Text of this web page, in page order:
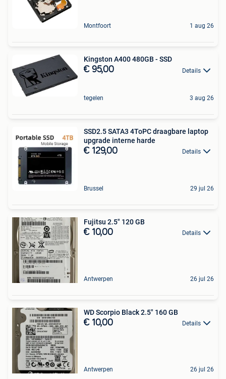
Montfoort 1 aug 26
Kingston A400 480GB - SSD
€ 95,00 Details
tegelen 3 aug 26
SSD2.5 SATA3 4ToPC draagbare laptop
upgrade interne harde
€ 129,00 Details
Brussel 29 jul 26
Fujitsu 2.5" 120 GB
€ 10,00 Details
Antwerpen 26 jul 26
WD Scorpio Black 2.5" 160 GB
€ 10,00 Details
Antwerpen 26 jul 26